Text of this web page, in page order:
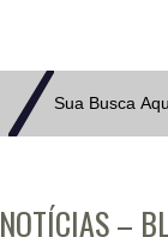
NOTÍCIAS –